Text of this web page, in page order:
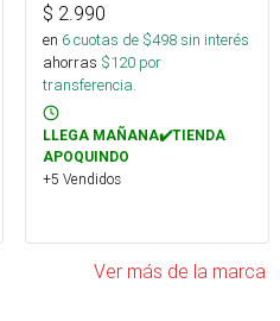
$ 2.990
en 6cuotas de $498sin interés
ahorras $120 por
transferencia.
LLEGA MAÑANA✔️TIENDA
APOQUINDO
+5 Vendidos
Ver más de la marca